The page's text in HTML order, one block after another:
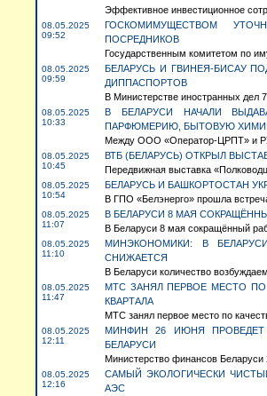
Эффективное инвестиционное
08.05.2025
09:52
ГОСКОМИМУЩЕСТВОМ
ПОСРЕДНИКОВ
Государственным комитетом по
08.05.2025
09:59
БЕЛАРУСЬ И ГВИНЕЯ-БИСАУ
ДИППАСПОРТОВ
В Министерстве иностранных дел
08.05.2025
10:33
В БЕЛАРУСИ НАЧАЛИ
ПАРФЮМЕРИЮ, БЫТОВУЮ
Mежду ООО «Оператор-ЦРПТ» и
08.05.2025
10:45
ВТБ (БЕЛАРУСЬ) ОТКРЫЛ
Передвижная выставка
08.05.2025
10:54
БЕЛАРУСЬ И БАШКОРТОСТАН
В ГПО «Белэнерго» прошла
08.05.2025
11:07
В БЕЛАРУСИ 8 МАЯ
В Беларуси 8 мая сокращённый
08.05.2025
11:10
МИНЭКОНОМИКИ: В
СНИЖАЕТСЯ
В Беларуси количество
08.05.2025
11:47
МТС ЗАНЯЛ ПЕРВОЕ МЕСТО
КВАРТАЛА
МТС занял первое место по
08.05.2025
12:11
МИНФИН 26 ИЮНЯ ПРОВЕДЕТ
БЕЛАРУСИ
Министерство финансов Беларуси
08.05.2025
12:16
САМЫЙ ЭКОЛОГИЧЕСКИ
АЭС